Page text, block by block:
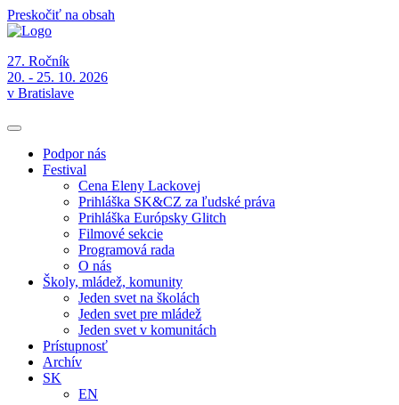
Preskočiť na obsah
27. Ročník
20. - 25. 10. 2026
v Bratislave
Podpor nás
Festival
Cena Eleny Lackovej
Prihláška SK&CZ za ľudské práva
Prihláška Európsky Glitch
Filmové sekcie
Programová rada
O nás
Školy, mládež, komunity
Jeden svet na školách
Jeden svet pre mládež
Jeden svet v komunitách
Prístupnosť
Archív
SK
EN